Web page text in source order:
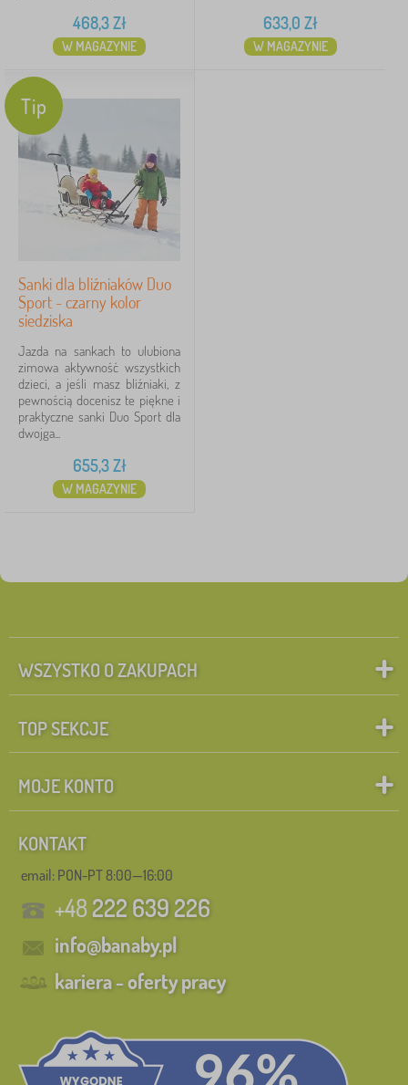
468,3Zł
W MAGAZYNIE
633,0 Zł
W MAGAZYNIE
Tip
Sanki dla bliźniaków Duo
Sport - czarny kolor
siedziska
Jazda na sankach to ulubiona
zimowa aktywność wszystkich
dzieci, a jeśli masz bliźniaki, z
pewnością docenisz te piękne i
praktyczne sanki Duo Sport dla
dwojga...
655,3Zł
W MAGAZYNIE
WSZYSTKO O ZAKUPACH
TOP SEKCJE
MOJE KONTO
KONTAKT
email: PON-PT 8:00—16:00
+48222 639 226
info@banaby.pl
kariera - oferty pracy